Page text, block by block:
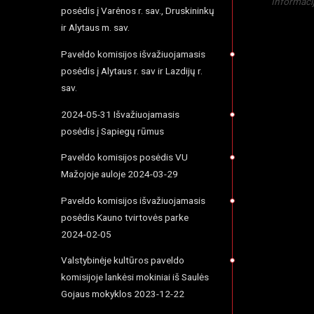
posėdis į Varėnos r. sav., Druskininkų
ir Alytaus m. sav.
Paveldo komisijos išvažiuojamasis
posėdis į Alytaus r. sav ir Lazdijų r.
sav.
2024-05-31 Išvažiuojamasis
posėdis į Sapiegų rūmus
Paveldo komisijos posėdis VU
Mažojoje auloje 2024-03-29
Paveldo komisijos išvažiuojamasis
posėdis Kauno tvirtovės parke
2024-02-05
Valstybinėje kultūros paveldo
komisijoje lankėsi mokiniai iš Saulės
Gojaus mokyklos 2023-12-22